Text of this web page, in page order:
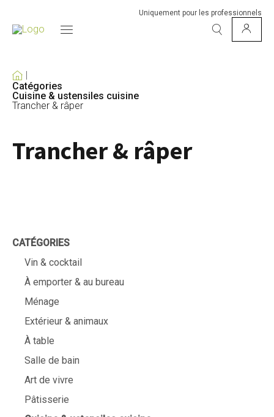
Uniquement pour les professionnels
Catégories
Cuisine & ustensiles cuisine
Trancher & râper
Trancher & râper
CATÉGORIES
Vin & cocktail
À emporter & au bureau
Ménage
Extérieur & animaux
À table
Salle de bain
Art de vivre
Pâtisserie